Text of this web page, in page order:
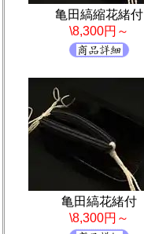
亀田縞縮花緒付
\8,300円～
亀田縞花緒付
\8,300円～